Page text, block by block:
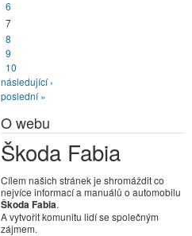
6
7
8
9
10
následující ›
poslední »
O webu
Škoda Fabia
Cílem našich stránek je shromáždit co
nejvíce informací a manuálů o automobilu
Škoda Fabia.
A vytvořit komunitu lidí se společným
zájmem.